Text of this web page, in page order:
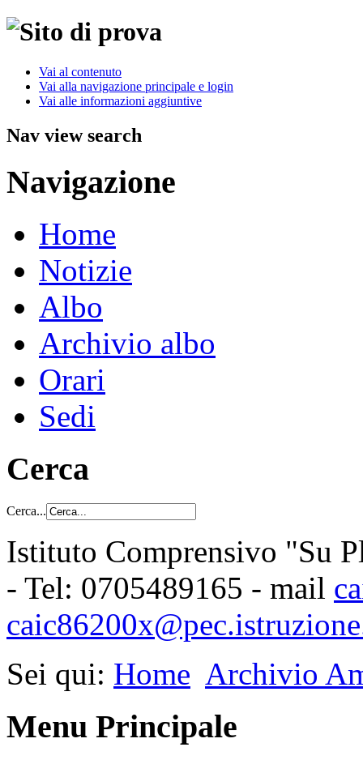
Vai al contenuto
Vai alla navigazione principale e login
Vai alle informazioni aggiuntive
Nav view search
Navigazione
Home
Notizie
Albo
Archivio albo
Orari
Sedi
Cerca
Cerca...
Istituto Comprensivo "Su
- Tel: 0705489165 - mail
Sei qui: Home Archivio
Menu Principale